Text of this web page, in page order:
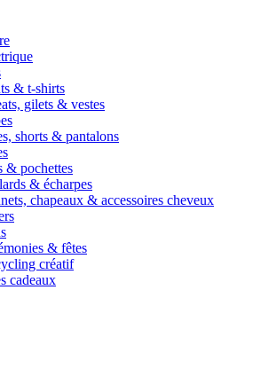
& t-shirts
gilets & vestes
shorts & pantalons
& pochettes
& écharpes
chapeaux & accessoires cheveux
& fêtes
créatif
cadeaux